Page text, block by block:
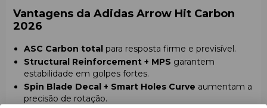
Vantagens da Adidas Arrow Hit Carbon
2026
ASC Carbon total para resposta firme e previsível.
Structural Reinforcement + MPS garantem
estabilidade em golpes fortes.
Spin Blade Decal + Smart Holes Curve aumentam a
precisão de rotação.